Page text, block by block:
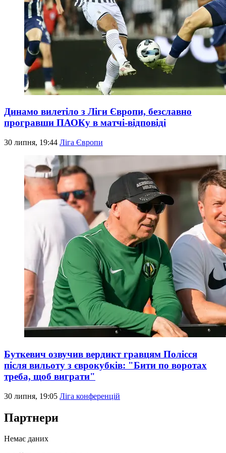
Динамо вилетіло з Ліги Європи, безславно
програвши ПАОКу в матчі-відповіді
30 липня, 19:44 Ліга Європи
Буткевич озвучив вердикт гравцям Полісся
після вильоту з єврокубків: "Бити по воротах
треба, щоб виграти"
30 липня, 19:05 Ліга конференцій
Партнери
Немає даних